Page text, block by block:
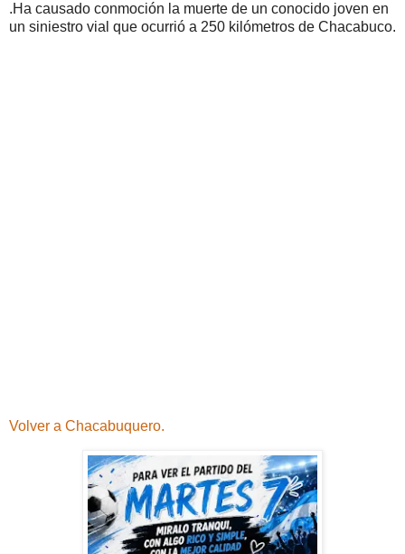
.Ha causado conmoción la muerte de un conocido joven en
un siniestro vial que ocurrió a 250 kilómetros de Chacabuco.
Volver a Chacabuquero.